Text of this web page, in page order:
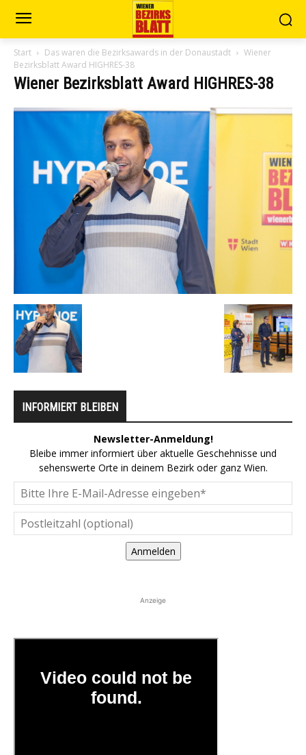
Start Das waren die Bezirksawards in der Donaustadt
Wiener
Bezirksblatt Award HIGHRES-38
Wiener Bezirksblatt Award HIGHRES-38
INFORMIERT BLEIBEN
Newsletter-Anmeldung!
Bleibe immer informiert über aktuelle Geschehnisse und
sehenswerte Orte in deinem Bezirk oder ganz Wien.
Anmelden
Anzeige